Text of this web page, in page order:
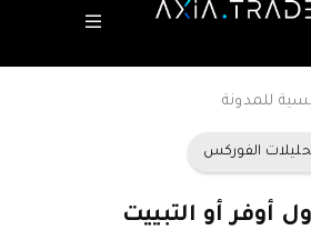
للمدونة
الفوركس
أوفر أو التبييت